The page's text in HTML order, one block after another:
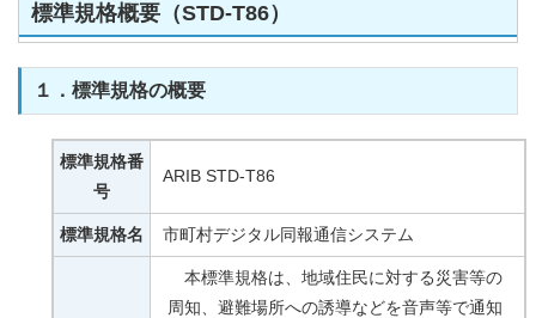
標準規格概要（STD-T86）
１．標準規格の概要
標準規格番
号
ARIB STD-T86
標準規格名 市町村デジタル同報通信システム
本標準規格は、地域住民に対する災害等の
周知、避難場所への誘導などを音声等で通知